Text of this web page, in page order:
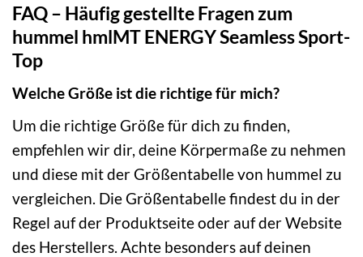
FAQ – Häufig gestellte Fragen zum
hummel hmlMT ENERGY Seamless Sport-
Top
Welche Größe ist die richtige für mich?
Um die richtige Größe für dich zu finden,
empfehlen wir dir, deine Körpermaße zu nehmen
und diese mit der Größentabelle von hummel zu
vergleichen. Die Größentabelle findest du in der
Regel auf der Produktseite oder auf der Website
des Herstellers. Achte besonders auf deinen